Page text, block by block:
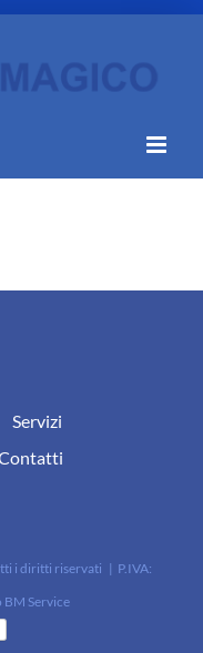
Servizi
i diritti riservati | P.IVA:
BM Service